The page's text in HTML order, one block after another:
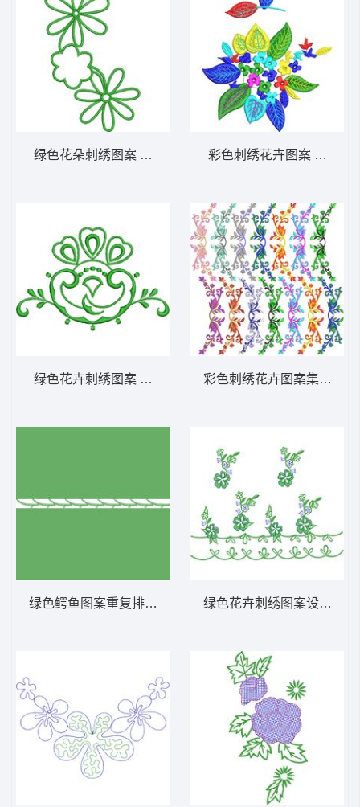
绿色花朵刺绣图案 免费小花系列5千针以下
绿色花卉刺绣图案 免费小花系列5千针以下
绿色鳄鱼图案重复排列 免费小花系列5千针以
彩色刺绣花卉图案 免费大
彩色刺绣花卉图案集合 免
绿色花卉刺绣图案设计 免